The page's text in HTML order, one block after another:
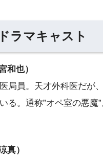
ラマキャスト
和也）
局員。天才外科医だが
る。通称”オペ室の悪
真）